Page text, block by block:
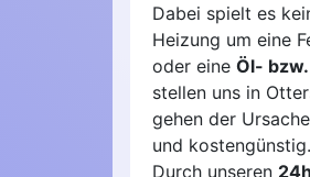
Dabei spielt es
Heizung um eine
oder eine Öl-
stellen uns in
gehen der
und kostengünstig.
Durch unseren